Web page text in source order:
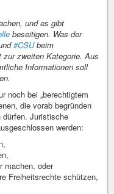
und es gibt
beseitigen. Was der
#CSUbeim
zur zweiten Kategorie. Aus
Informationen soll
noch bei „berechtigtem
die vorab begründen
dürfen. Juristische
werden:
machen, oder
Freiheitsrechte schützen,